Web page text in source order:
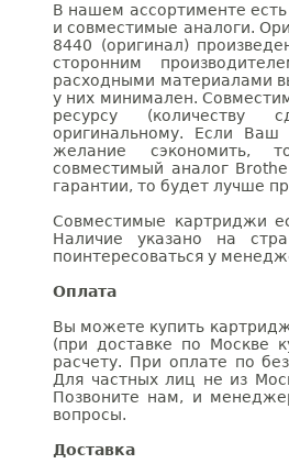
В нашем ассортименте
и совместимые аналоги.
8440 (оригинал)
сторонним
расходными материалами
у них минимален.
ресурсу (количеству
оригинальному. Если
желание сэкономить,
совместимый аналог
гарантии, то будет лучше
Совместимые картриджи
Наличие указано на
поинтересоваться у
Оплата
Вы можете купить
(при доставке по Москве
расчету. При оплате по
Для частных лиц не из
Позвоните нам, и
вопросы.
Доставка